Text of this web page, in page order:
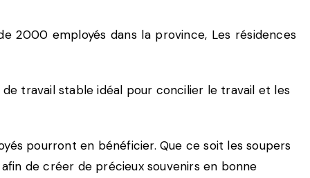
2000 employés dans la province, Les résidences
travail stable idéal pour concilier le travail et les
pourront en bénéficier. Que ce soit les soupers
de créer de précieux souvenirs en bonne